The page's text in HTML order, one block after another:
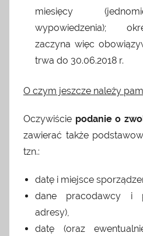
miesięcy
wypowiedzenia);
zaczyna więc
trwa do 30.06.2018 r.
O czym jeszcze należy
Oczywiście podanie o
zawierać także
tzn.:
datę i miejsce
dane pracodawcy i
adresy),
datę (oraz